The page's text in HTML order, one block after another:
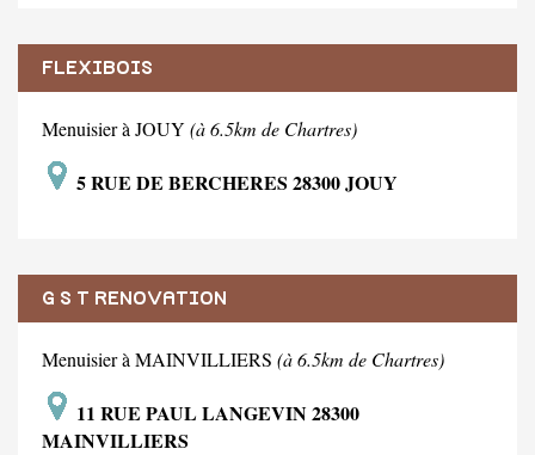
FLEXIBOIS
Menuisier à JOUY (à 6.5km de Chartres)
5 RUE DE BERCHERES 28300 JOUY
G S T RENOVATION
Menuisier à MAINVILLIERS (à 6.5km de Chartres)
11 RUE PAUL LANGEVIN 28300
MAINVILLIERS